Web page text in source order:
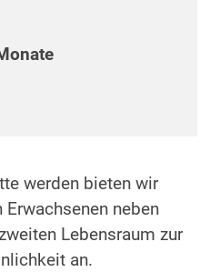
werden bieten wir
neben
Lebensraum zur
an.